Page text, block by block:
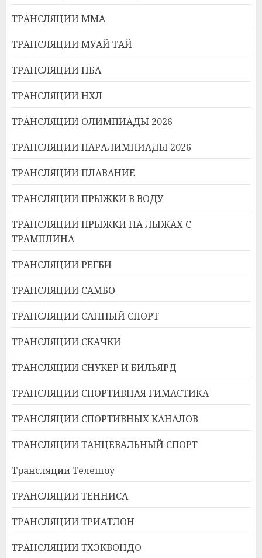
ТРАНСЛЯЦИИ ММА
ТРАНСЛЯЦИИ МУАЙ ТАЙ
ТРАНСЛЯЦИИ НБА
ТРАНСЛЯЦИИ НХЛ
ТРАНСЛЯЦИИ ОЛИМПИАДЫ 2026
ТРАНСЛЯЦИИ ПАРАЛИМПИАДЫ 2026
ТРАНСЛЯЦИИ ПЛАВАНИЕ
ТРАНСЛЯЦИИ ПРЫЖКИ В ВОДУ
ТРАНСЛЯЦИИ ПРЫЖКИ НА ЛЫЖАХ С
ТРАМПЛИНА
ТРАНСЛЯЦИИ РЕГБИ
ТРАНСЛЯЦИИ САМБО
ТРАНСЛЯЦИИ САННЫЙ СПОРТ
ТРАНСЛЯЦИИ СКАЧКИ
ТРАНСЛЯЦИИ СНУКЕР И БИЛЬЯРД
ТРАНСЛЯЦИИ СПОРТИВНАЯ ГИМАСТИКА
ТРАНСЛЯЦИИ СПОРТИВНЫХ КАНАЛОВ
ТРАНСЛЯЦИИ ТАНЦЕВАЛЬНЫЙ СПОРТ
Трансляции Телешоу
ТРАНСЛЯЦИИ ТЕННИСА
ТРАНСЛЯЦИИ ТРИАТЛОН
ТРАНСЛЯЦИИ ТХЭКВОНДО